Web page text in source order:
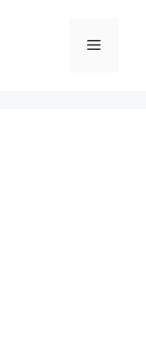
Menu